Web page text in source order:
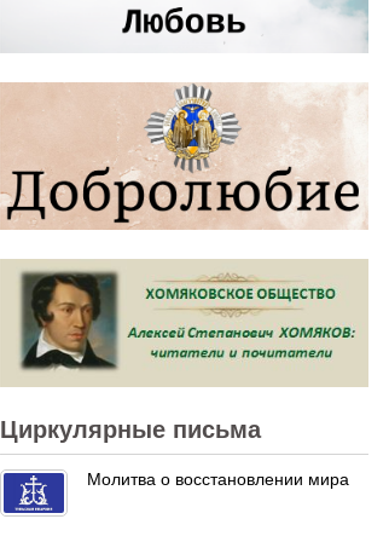
Циркулярные письма
Молитва о восстановлении мира